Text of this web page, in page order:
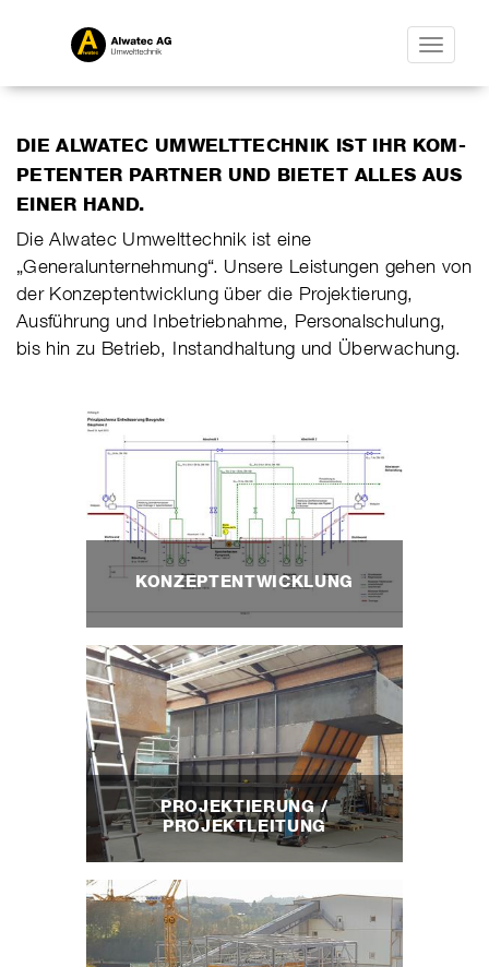
Toggle
DIE ALWATEC UMWELTTECHNIK IST IHR KOM­
PETEN­TER PART­NER UND BIE­TET ALLES AUS
EINER HAND.
Die Alwatec Umwelttechnik ist eine
„Generalunternehmung“. Unsere Leistungen gehen von
der Konzeptentwicklung über die Projektierung,
Ausführung und Inbetriebnahme, Personalschulung,
bis hin zu Betrieb, Instandhaltung und Überwachung.
KONZEPTENTWICKLUNG
PROJEKTIERUNG /
PROJEKTLEITUNG